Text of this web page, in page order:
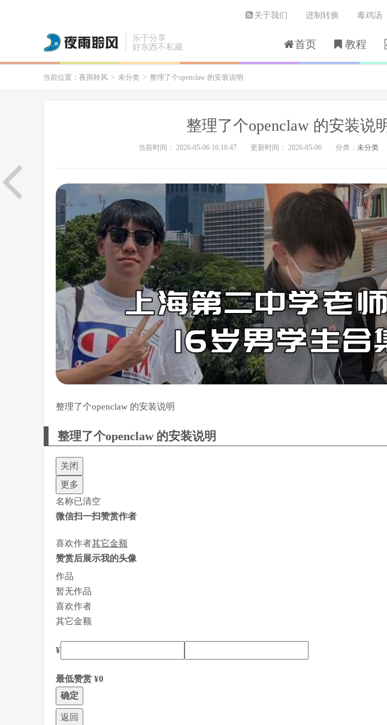
乐于分享
好东西不私藏
首页 教程
关于我们 进制转换 毒鸡汤
当前位置： 夜雨聆风 > 未分类 > 整理了个openclaw 的安装说明
整理了个openclaw 的安装说
当前时间： 2026-05-06 16:16:47 更新时间： 2026-05-06 分类： 未分类
整理了个openclaw 的安装说明
整理了个openclaw 的安装说明
关闭
更多
名称已清空
微信扫一扫赞赏作者
喜欢作者其它金额
赞赏后展示我的头像
作品
暂无作品
喜欢作者
其它金额
¥
最低赞赏 ¥0
确定
返回